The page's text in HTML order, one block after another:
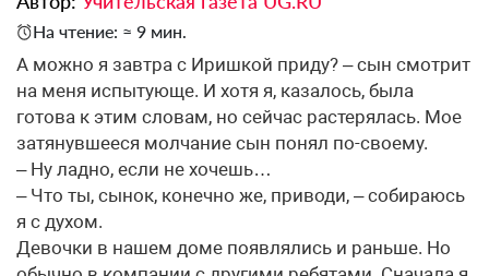
На чтение: ≈ 9 мин.
А можно я завтра с Иришкой приду? – сын смотрит
на меня испытующе. И хотя я, казалось, была
готова к этим словам, но сейчас растерялась. Мое
затянувшееся молчание сын понял по-своему.
– Ну ладно, если не хочешь…
– Что ты, сынок, конечно же, приводи, – собираюсь
я с духом.
Девочки в нашем доме появлялись и раньше. Но